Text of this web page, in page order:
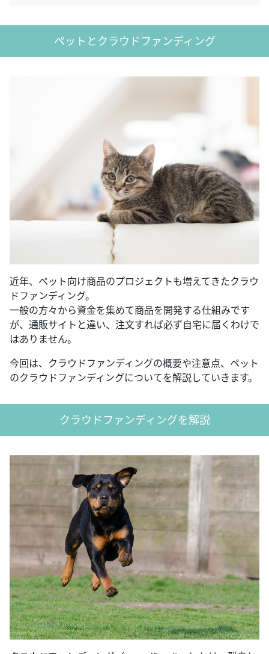
ペットとクラウドファンディング
近年、ペット向け商品のプロジェクトも増えてきたクラウ
ドファンディング。
一般の方々から資金を集めて商品を開発する仕組みです
が、通販サイトと違い、注文すれば必ず自宅に届くわけで
はありません。
今回は、クラウドファンディングの概要や注意点、ペット
のクラウドファンディングについてを解説していきます。
クラウドファンディングを解説